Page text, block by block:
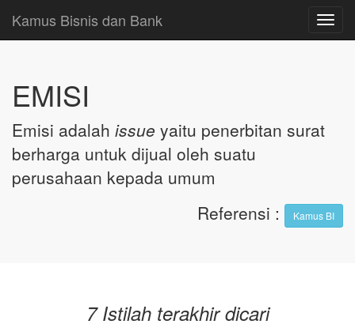
Kamus Bisnis dan Bank
EMISI
Emisi adalah issue yaitu penerbitan surat
berharga untuk dijual oleh suatu
perusahaan kepada umum
Referensi : Kamus BI
7 Istilah terakhir dicari